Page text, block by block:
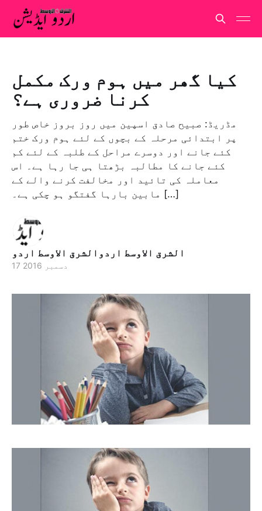
کیا گھر میں ہوم ورک مکمل
کرنا ضروری ہے؟
مڈریڈ: صبیح صادق اسپین میں روز بروز خاص طور
پر ابتدائی مرحلہ کے بچوں کے لئے ہوم ورک ختم
کئے جانے اور دوسرے مراحل کے طلبہ کے لئے کم
کئے جانے کا مطالبہ بڑھتا ہی جا رہا ہے۔ اس
معاملہ کی تائيد اور مخالفت کرنے والے کے
مابین بارہا گفتگو ہو چکی ہے۔ […]
الشرق الاوسط اردوالشرق الاوسط اردو
17 دسمبر 2016